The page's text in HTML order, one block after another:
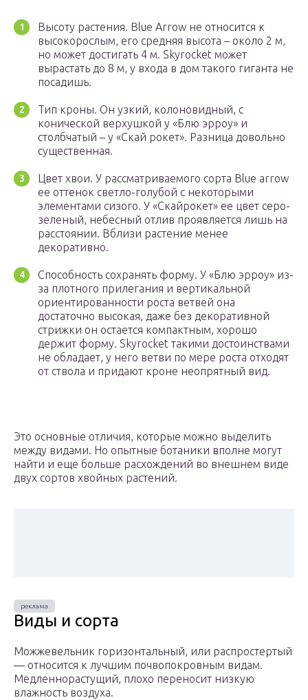
Высоту растения. Blue Arrow не относится к
высокорослым, его средняя высота – около 2 м,
но может достигать 4 м. Skyrocket может
вырастать до 8 м, у входа в дом такого гиганта не
посадишь.
Тип кроны. Он узкий, колоновидный, с
конической верхушкой у «Блю эрроу» и
столбчатый – у «Скай рокет». Разница довольно
существенная.
Цвет хвои. У рассматриваемого сорта Blue arrow
ее оттенок светло-голубой с некоторыми
элементами сизого. У «Скайрокет» ее цвет серо-
зеленый, небесный отлив проявляется лишь на
расстоянии. Вблизи растение менее
декоративно.
Способность сохранять форму. У «Блю эрроу» из-
за плотного прилегания и вертикальной
ориентированности роста ветвей она
достаточно высокая, даже без декоративной
стрижки он остается компактным, хорошо
держит форму. Skyrocket такими достоинствами
не обладает, у него ветви по мере роста отходят
от ствола и придают кроне неопрятный вид.
Это основные отличия, которые можно выделить
между видами. Но опытные ботаники вполне могут
найти и еще больше расхождений во внешнем виде
двух сортов хвойных растений.
Виды и сорта
Можжевельник горизонтальный, или распростертый
— относится к лучшим почвопокровным видам.
Медленнорастущий, плохо переносит низкую
влажность воздуха.